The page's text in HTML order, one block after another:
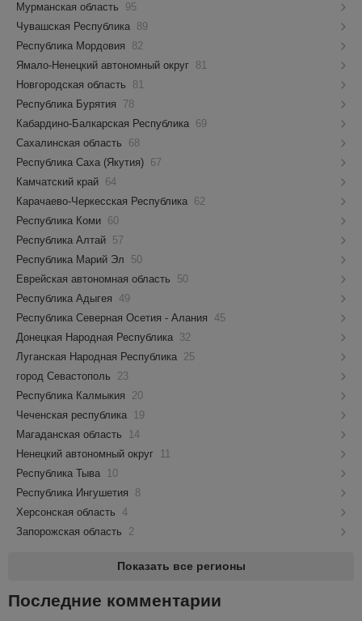
Мурманская область
95
Чувашская Республика 89
Республика Мордовия
82
Ямало-Ненецкий автономный округ 81
Новгородская область
81
Республика Бурятия
78
Кабардино-Балкарская Республика 69
Сахалинская область
68
Республика Саха (Якутия) 67
Камчатский край 64
Карачаево-Черкесская Республика 62
Республика Коми 60
Республика Алтай 57
Республика Марий Эл
50
Еврейская автономная область
50
Республика Адыгея 49
Республика Северная Осетия - Алания 45
Донецкая Народная Республика 32
Луганская Народная Республика 25
город Севастополь
23
Республика Калмыкия
20
Чеченская республика 19
Магаданская область
14
Ненецкий автономный округ 11
Республика Тыва 10
Республика Ингушетия
8
Херсонская область 4
Запорожская область
2
Показать все регионы
Последние комментарии